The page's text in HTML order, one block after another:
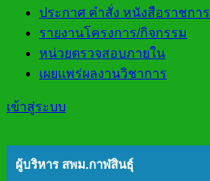
ประกาศ คำสั่ง หนังสือราชการ
รายงานโครงการ/กิจกรรม
หน่วยตรวจสอบภายใน
เผยแพร่ผลงานวิชาการ
เข้าสู่ระบบ
ผู้บริหาร สพม.กาฬสินธุ์